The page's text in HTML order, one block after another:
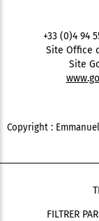
+33 (0)4 94
Site Office
Site
Copyright :
FILTRER